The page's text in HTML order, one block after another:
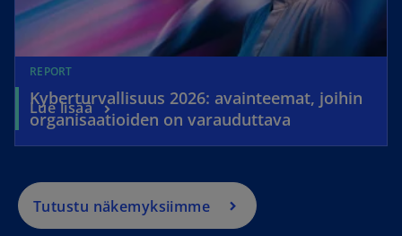
REPORT
Kyberturvallisuus 2026: avainteemat, joihin
organisaatioiden on varauduttava
Lue lisää
Tutustu näkemyksiimme